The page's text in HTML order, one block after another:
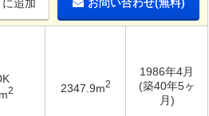
追加
2 2347.9m2
1986年4月
(築40年5ヶ
月)